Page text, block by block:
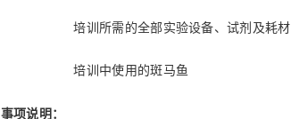
培训所需的全部实验设备、试剂及耗材
培训中使用的斑马鱼
事项说明：